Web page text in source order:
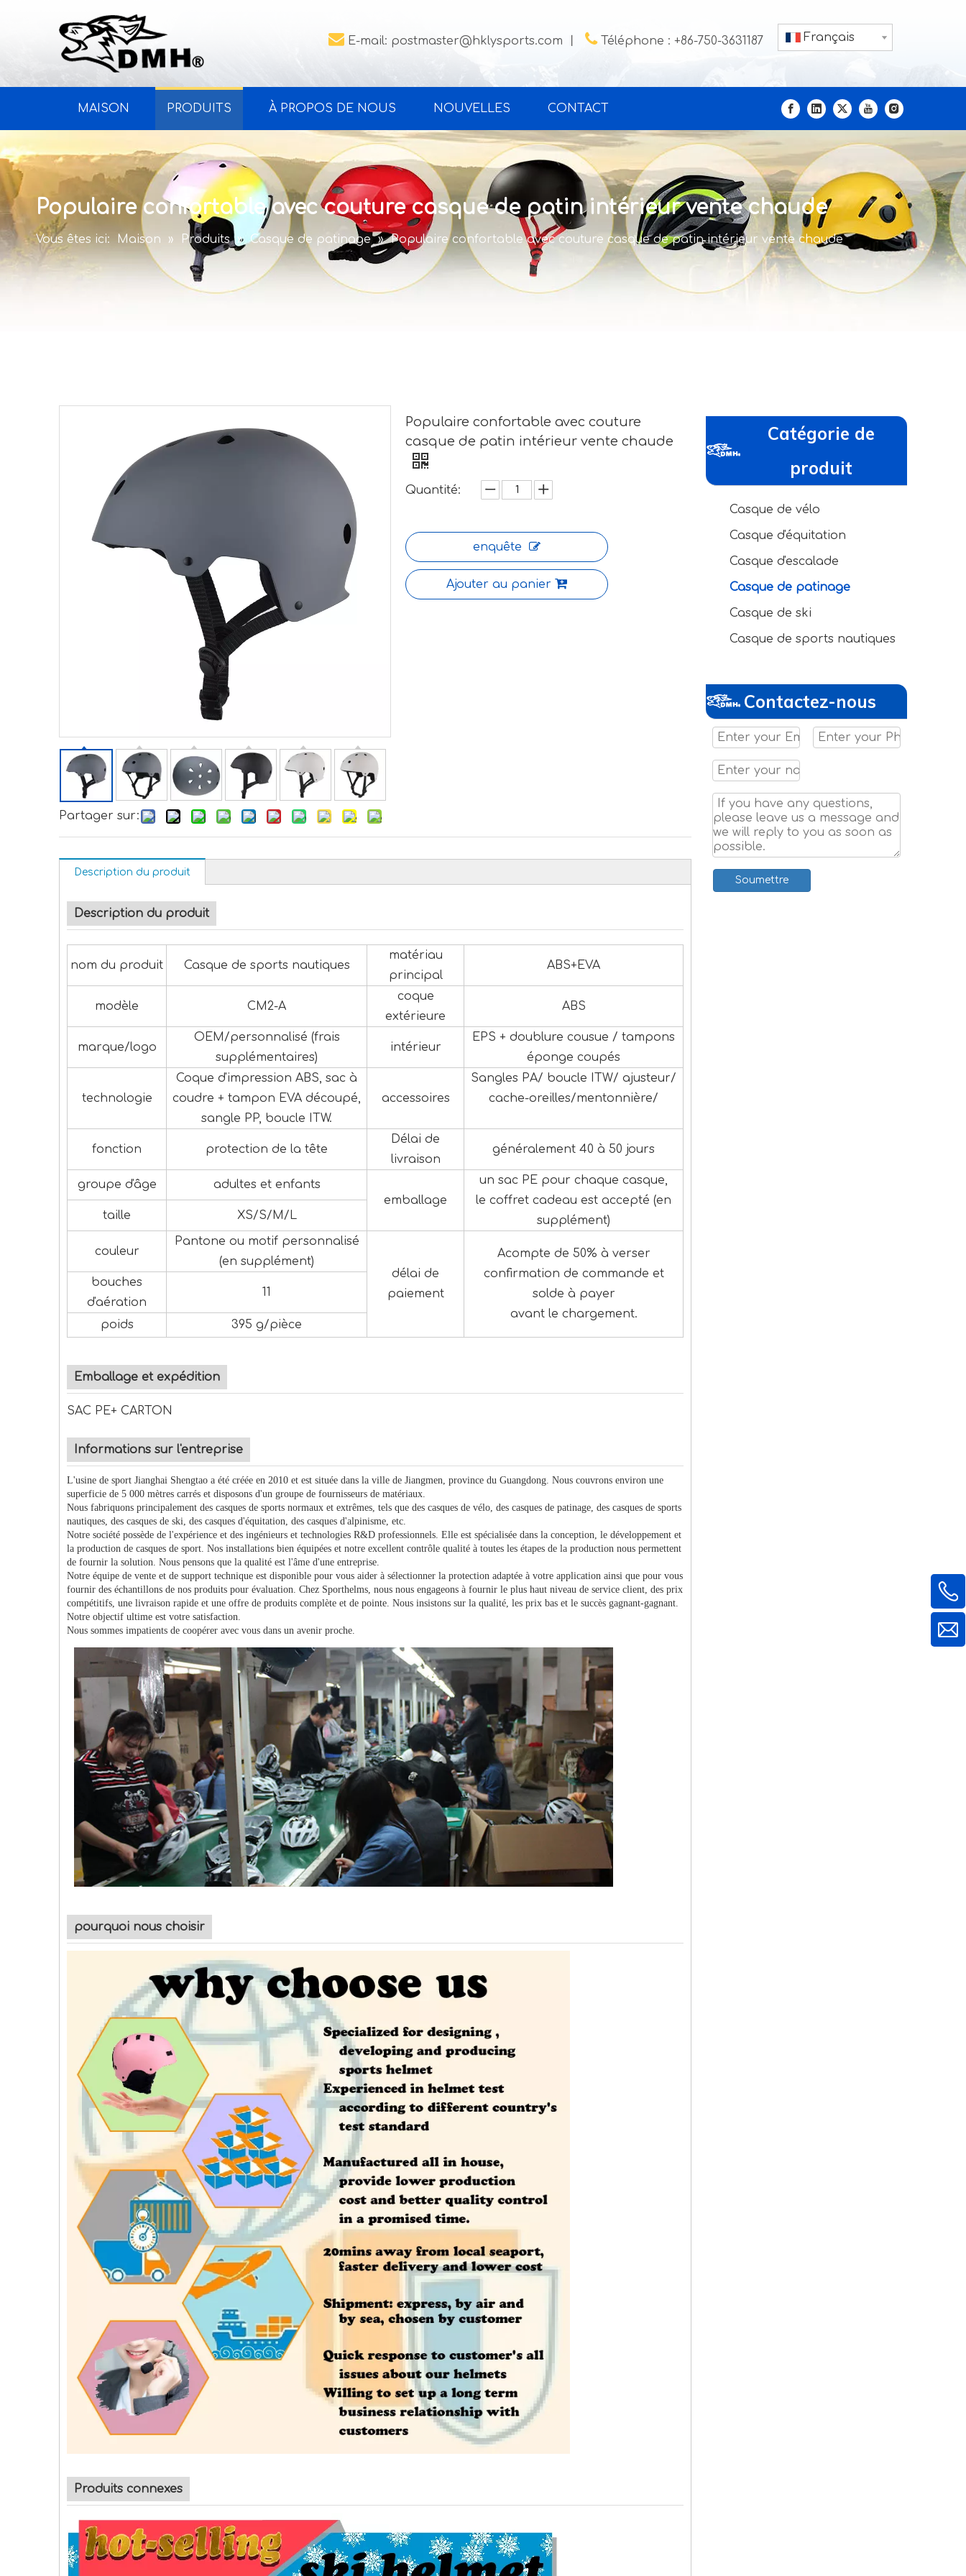
 E-mail: postmaster@hklysports.com  Téléphone : +86-750-3631187 Français
MAISON PRODUITS À PROPOS DE NOUS NOUVELLES CONTACT
Populaire confortable avec couture casque de patin intérieur vente chaude
Vous êtes ici: Maison » Produits » Casque de patinage » Populaire confortable avec couture casque de patin intérieur vente chaude
Partager sur:
Populaire confortable avec couture
casque de patin intérieur vente chaude
Quantité:
enquête
Ajouter au panier
Description du produit
Description du produit
nom du produit Casque de sports nautiques
matériau
principal
ABS+EVA
modèle CM2-A
coque
extérieure
ABS
marque/logo
OEM/personnalisé (frais
supplémentaires)
intérieur
EPS + doublure cousue / tampons
éponge coupés
technologie
Coque d'impression ABS, sac à
coudre + tampon EVA découpé,
sangle PP, boucle ITW.
accessoires
Sangles PA/ boucle ITW/ ajusteur/
cache-oreilles/mentonnière/
fonction protection de la tête
Délai de
livraison
généralement 40 à 50 jours
groupe d'âge
adultes et enfants
emballage
un sac PE pour chaque casque,
le coffret cadeau est accepté (en
supplément)
taille XS/S/M/L
couleur
Pantone ou motif personnalisé
(en supplément)
délai de
paiement
Acompte de 50% à verser
confirmation de commande et
solde à payer
avant le chargement.
bouches
d'aération
11
poids 395 g/pièce
Emballage et expédition
SAC PE+ CARTON
Informations sur l'entreprise
L'usine de sport Jianghai Shengtao a été créée en 2010 et est située dans la ville de Jiangmen, province du Guangdong. Nous couvrons environ une
superficie de 5 000 mètres carrés et disposons d'un groupe de fournisseurs de matériaux.
Nous fabriquons principalement des casques de sports normaux et extrêmes, tels que des casques de vélo, des casques de patinage, des casques de sports
nautiques, des casques de ski, des casques d'équitation, des casques d'alpinisme, etc.
Notre société possède de l'expérience et des ingénieurs et technologies R&D professionnels. Elle est spécialisée dans la conception, le développement et
la production de casques de sport. Nos installations bien équipées et notre excellent contrôle qualité à toutes les étapes de la production nous permettent
de fournir la solution. Nous pensons que la qualité est l'âme d'une entreprise.
Notre équipe de vente et de support technique est disponible pour vous aider à sélectionner la protection adaptée à votre application ainsi que pour vous
fournir des échantillons de nos produits pour évaluation. Chez Sporthelms, nous nous engageons à fournir le plus haut niveau de service client, des prix
compétitifs, une livraison rapide et une offre de produits complète et de pointe. Nous insistons sur la qualité, les prix bas et le succès gagnant-gagnant.
Notre objectif ultime est votre satisfaction.
Nous sommes impatients de coopérer avec vous dans un avenir proche.
pourquoi nous choisir
Produits connexes
Catégorie de
produit
Casque de vélo
Casque d'équitation
Casque d'escalade
Casque de patinage
Casque de ski
Casque de sports nautiques
Contactez-nous
Soumettre